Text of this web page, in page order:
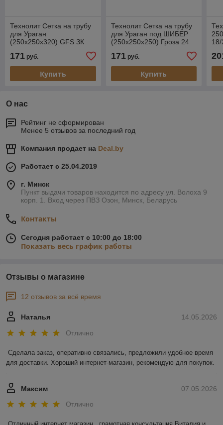
Технолит Сетка на трубу
для Ураган
(250х250х320) GFS ЗК
18/25/30, Гроза 18, Гром
30 под шибер
171 руб.
Купить
Технолит Сетка на трубу
для Ураган под ШИБЕР
(250х250х250) Гроза 24
171руб.
Купить
О нас
Рейтинг не сформирован
Менее 5 отзывов за последний год
Компания продает на Deal.by
Работает с 25.04.2019
г. Минск
Пункт выдачи товаров находится по адресу ул. Волоха 9
корп. 1. Вход через ПВЗ Озон, Минск, Беларусь
Контакты
Сегодня работает с 10:00 до 18:00
Показать весь график работы
Отзывы о магазине
12 отзывов за всё время
14.05.2026
Наталья
Отлично
Сделала заказ, оперативно связались, предложили удобное время
для доставки. Хороший интернет-магазин, рекомендую для покупок.
07.05.2026
Максим
Отлично